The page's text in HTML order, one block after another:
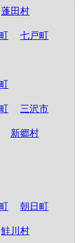
蓬田村
七戸町
三沢市
新郷村
朝日町
鮭川村